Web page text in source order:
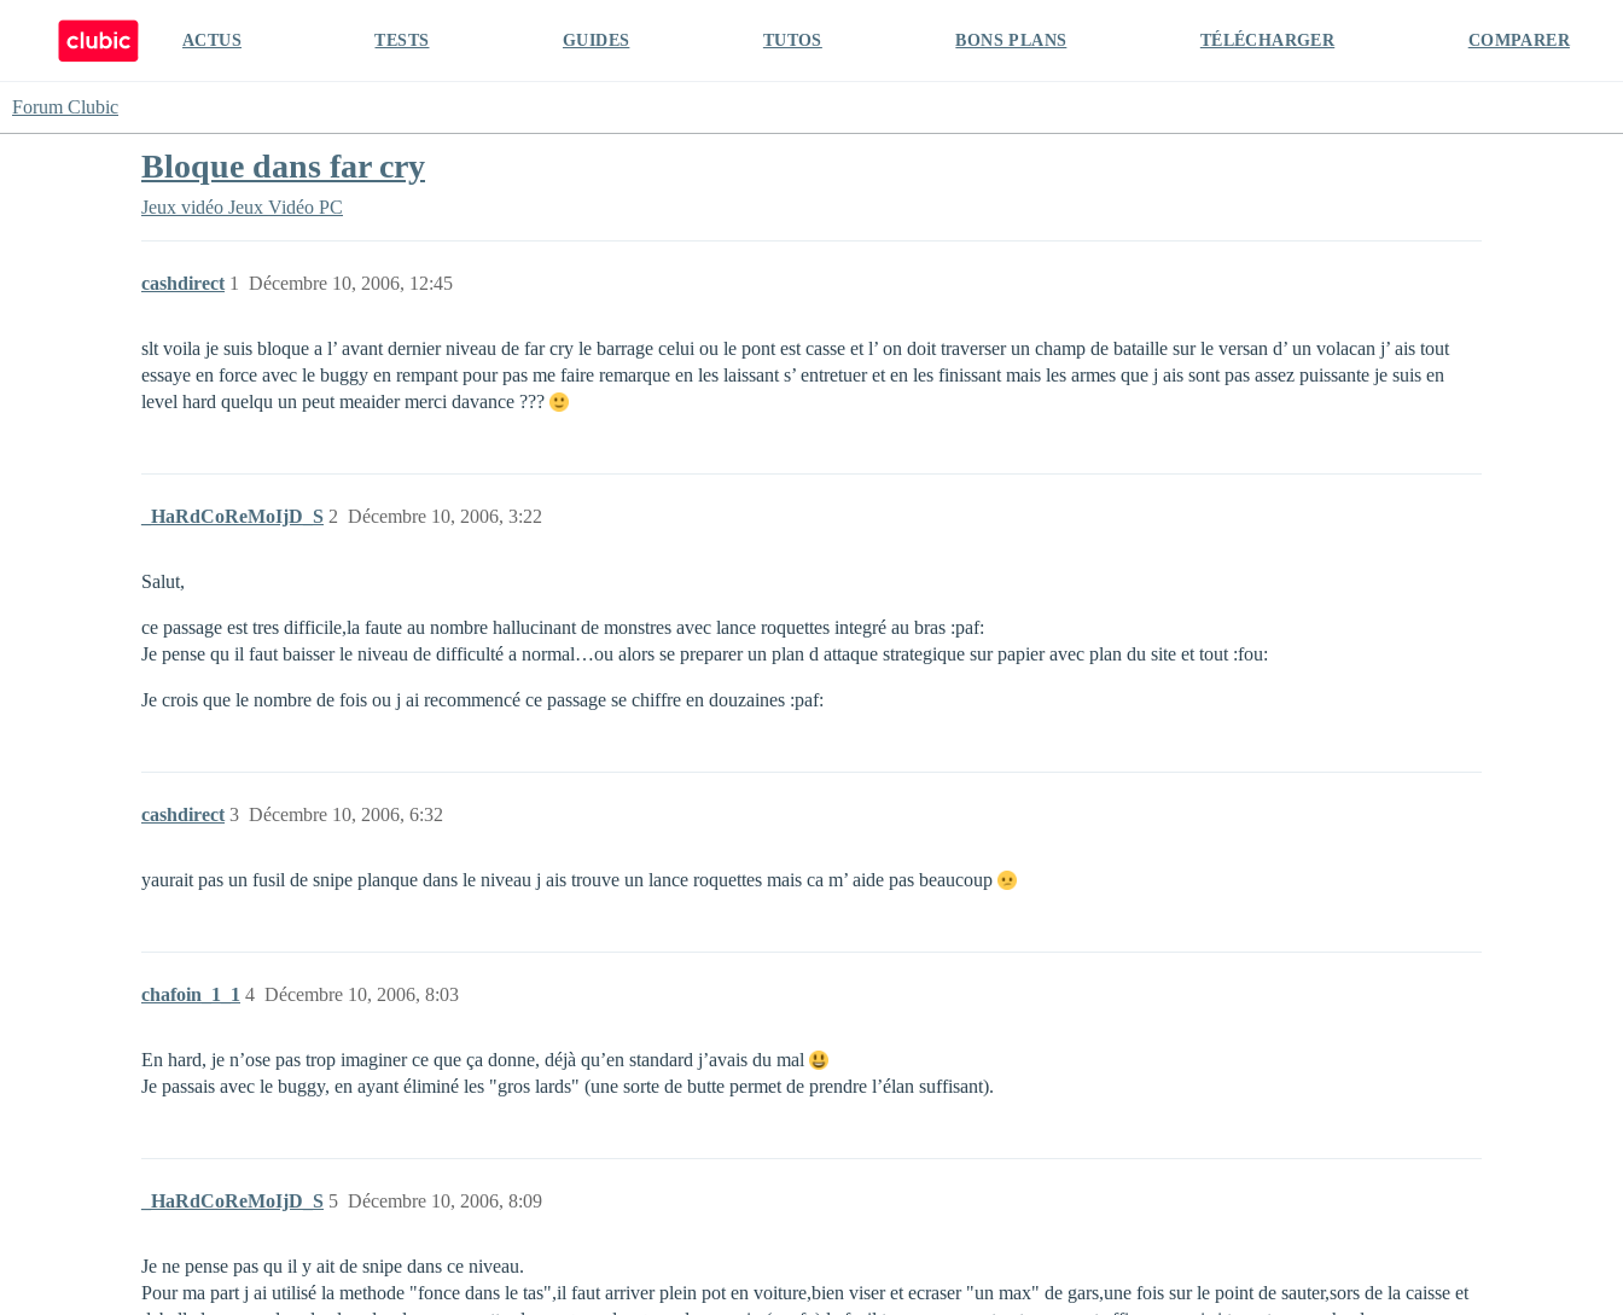
ACTUS TESTS GUIDES TUTOS BONS PLANS TÉLÉCHARGER COMPARER
Forum Clubic
Bloque dans far cry
Jeux vidéo Jeux Vidéo PC
cashdirect Décembre 10, 2006, 12:45
1
slt voila je suis bloque a l’ avant dernier niveau de far cry le barrage celui ou le pont est casse et l’ on doit traverser un champ de bataille sur le versan d’ un volacan j’ ais tout
essaye en force avec le buggy en rempant pour pas me faire remarque en les laissant s’ entretuer et en les finissant mais les armes que j ais sont pas assez puissante je suis en
level hard quelqu un peut meaider merci davance ???
_HaRdCoReMoIjD_S Décembre 10, 2006, 3:22
2
Salut,
ce passage est tres difficile,la faute au nombre hallucinant de monstres avec lance roquettes integré au bras :paf:
Je pense qu il faut baisser le niveau de difficulté a normal…ou alors se preparer un plan d attaque strategique sur papier avec plan du site et tout :fou:
Je crois que le nombre de fois ou j ai recommencé ce passage se chiffre en douzaines :paf:
cashdirect Décembre 10, 2006, 6:32
3
yaurait pas un fusil de snipe planque dans le niveau j ais trouve un lance roquettes mais ca m’ aide pas beaucoup
chafoin_1_1 Décembre 10, 2006, 8:03
4
En hard, je n’ose pas trop imaginer ce que ça donne, déjà qu’en standard j’avais du mal
Je passais avec le buggy, en ayant éliminé les "gros lards" (une sorte de butte permet de prendre l’élan suffisant).
_HaRdCoReMoIjD_S Décembre 10, 2006, 8:09
5
Je ne pense pas qu il y ait de snipe dans ce niveau.
Pour ma part j ai utilisé la methode "fonce dans le tas",il faut arriver plein pot en voiture,bien viser et ecraser "un max" de gars,une fois sur le point de sauter,sors de la caisse et